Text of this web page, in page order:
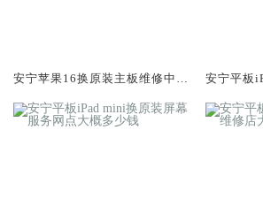
安宁苹果16换原装主板维修中心
安宁平板